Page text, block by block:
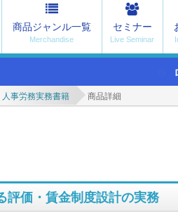
商品ジャンル一覧 セミナー
人事労務実務書籍 商品詳細
評価・賃金制度設計の実務